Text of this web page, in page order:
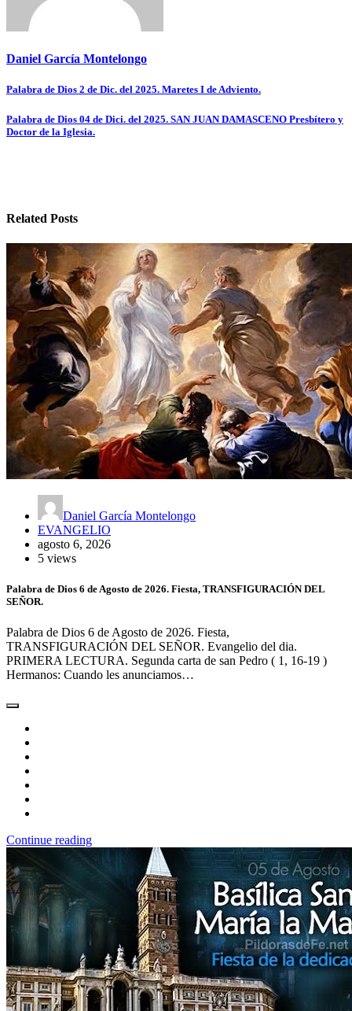
Daniel García Montelongo
Navegación
de
entradas
Palabra de Dios 2 de Dic. del 2025. Maretes I de Adviento.
Palabra de Dios 04 de Dici. del 2025. SAN JUAN DAMASCENO Presbítero y
Doctor de la Iglesia.
Related Posts
Daniel García Montelongo
EVANGELIO
agosto 6, 2026
5 views
Palabra de Dios 6 de Agosto de 2026. Fiesta, TRANSFIGURACIÓN DEL
SEÑOR.
Palabra de Dios 6 de Agosto de 2026. Fiesta,
TRANSFIGURACIÓN DEL SEÑOR. Evangelio del dia.
PRIMERA LECTURA. Segunda carta de san Pedro ( 1, 16-19 )
Hermanos: Cuando les anunciamos…
Continue reading